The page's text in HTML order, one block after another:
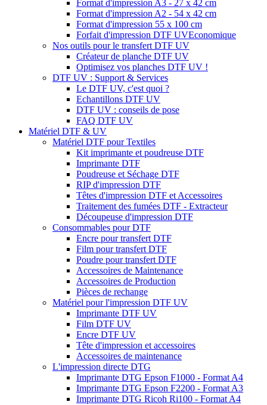
Format d'impression A3 - 27 x 42 cm
Format d'impression A2 - 54 x 42 cm
Format d'impression 55 x 100 cm
Forfait d'impression DTF UVEconomique
Nos outils pour le transfert DTF UV
Créateur de planche DTF UV
Optimisez vos planches DTF UV !
DTF UV : Support & Services
Le DTF UV, c'est quoi ?
Echantillons DTF UV
DTF UV : conseils de pose
FAQ DTF UV
Matériel DTF & UV
Matériel DTF pour Textiles
Kit imprimante et poudreuse DTF
Imprimante DTF
Poudreuse et Séchage DTF
RIP d'impression DTF
Têtes d'impression DTF et Accessoires
Traitement des fumées DTF - Extracteur
Découpeuse d'impression DTF
Consommables pour DTF
Encre pour transfert DTF
Film pour transfert DTF
Poudre pour transfert DTF
Accessoires de Maintenance
Accessoires de Production
Pièces de rechange
Matériel pour l'impression DTF UV
Imprimante DTF UV
Film DTF UV
Encre DTF UV
Tête d'impression et accessoires
Accessoires de maintenance
L'impression directe DTG
Imprimante DTG Epson F1000 - Format A4
Imprimante DTG Epson F2200 - Format A3
Imprimante DTG Ricoh Ri100 - Format A4